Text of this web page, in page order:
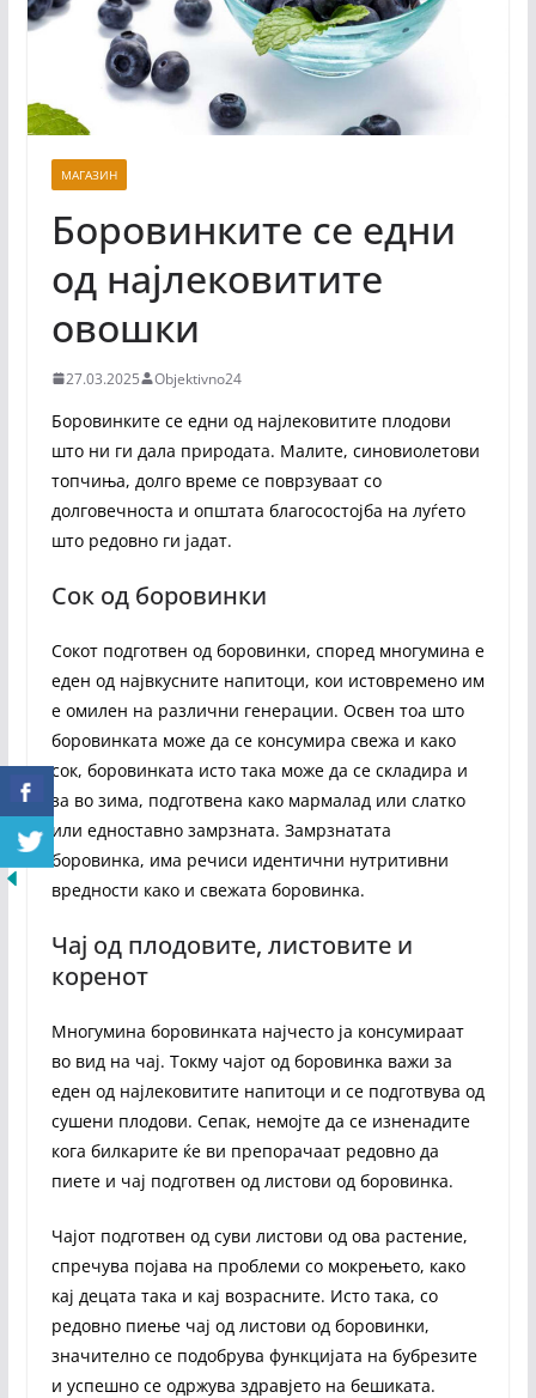
МАГАЗИН
Боровинките се едни
од најлековитите
овошки
27.03.2025 Objektivno24
Боровинките се едни од најлековитите плодови
што ни ги дала природата. Малите, синовиолетови
топчиња, долго време се поврзуваат со
долговечноста и општата благосостојба на луѓето
што редовно ги јадат.
Сок од боровинки
Сокот подготвен од боровинки, според многумина е
еден од највкусните напитоци, кои истовремено им
е омилен на различни генерации. Освен тоа што
боровинката може да се консумира свежа и како
сок, боровинката исто така може да се складира и
за во зима, подготвена како мармалад или слатко
или едноставно замрзната. Замрзнатата
боровинка, има речиси идентични нутритивни
вредности како и свежата боровинка.
Чај од плодовите, листовите и
коренот
Многумина боровинката најчесто ја консумираат
во вид на чај. Токму чајот од боровинка важи за
еден од најлековитите напитоци и се подготвува од
сушени плодови. Сепак, немојте да се изненадите
кога билкарите ќе ви препорачаат редовно да
пиете и чај подготвен од листови од боровинка.
Чајот подготвен од суви листови од ова растение,
спречува појава на проблеми со мокрењето, како
кај децата така и кај возрасните. Исто така, со
редовно пиење чај од листови од боровинки,
значително се подобрува функцијата на бубрезите
и успешно се одржува здравјето на бешиката.